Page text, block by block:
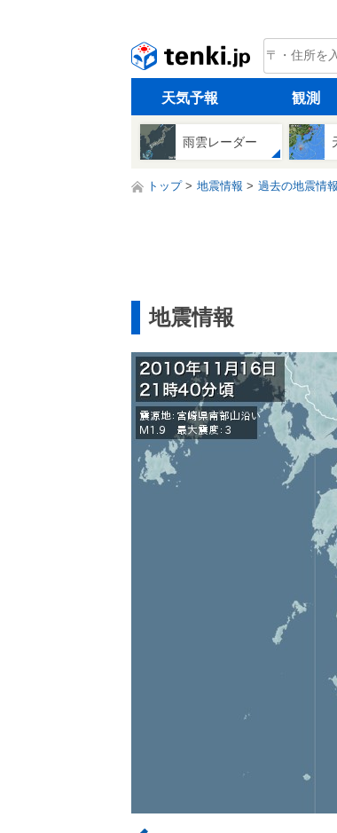
tenki.jp
天気予報 観測
雨雲レーダー
トップ 地震情報 過去の地震情報
地震情報